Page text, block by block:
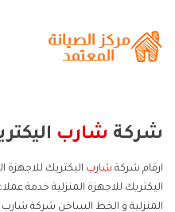
شركة شارب
ارقام شركة شارب اليكتريك للاجهزة
اليكتريك للاجهزة المنزلية خدمة
المنزلية و الخط الساخن شركة شارب